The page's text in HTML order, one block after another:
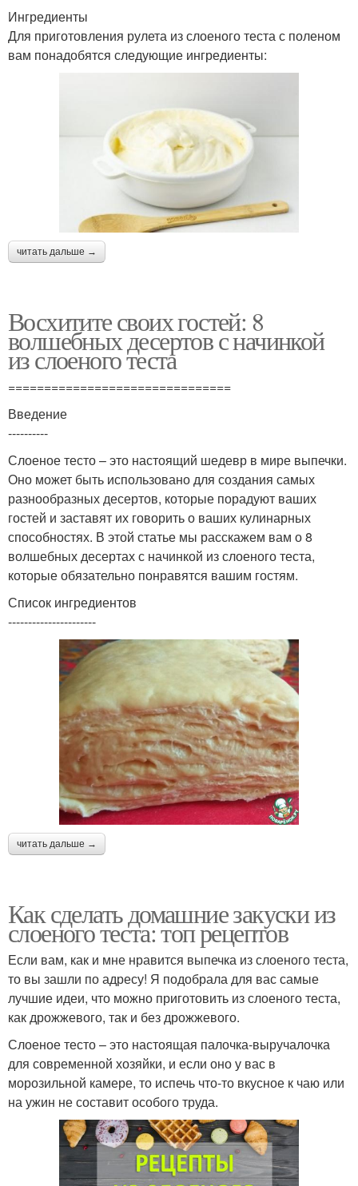
Ингредиенты
Для приготовления рулета из слоеного теста с поленом
вам понадобятся следующие ингредиенты:
читать дальше →
Восхитите своих гостей: 8
волшебных десертов с начинкой
из слоеного теста
===============================
Введение
----------
Слоеное тесто – это настоящий шедевр в мире выпечки.
Оно может быть использовано для создания самых
разнообразных десертов, которые порадуют ваших
гостей и заставят их говорить о ваших кулинарных
способностях. В этой статье мы расскажем вам о 8
волшебных десертах с начинкой из слоеного теста,
которые обязательно понравятся вашим гостям.
Список ингредиентов
----------------------
читать дальше →
Как сделать домашние закуски из
слоеного теста: топ рецептов
Если вам, как и мне нравится выпечка из слоеного теста,
то вы зашли по адресу! Я подобрала для вас самые
лучшие идеи, что можно приготовить из слоеного теста,
как дрожжевого, так и без дрожжевого.
Слоеное тесто – это настоящая палочка-выручалочка
для современной хозяйки, и если оно у вас в
морозильной камере, то испечь что-то вкусное к чаю или
на ужин не составит особого труда.